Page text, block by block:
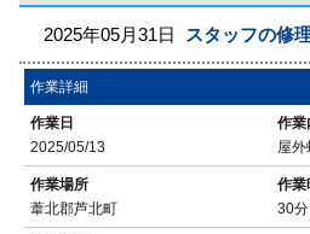
2025年05月31日 スタッフの修
作業詳細
作業日
2025/05/13
作業
屋
作業場所
葦北郡芦北町
作業
30分